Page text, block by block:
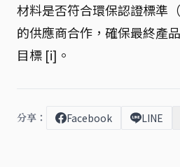
材料是否符合環保認證標準
的供應商合作，確保最終產
目標 [i]。
分享： Facebook LINE